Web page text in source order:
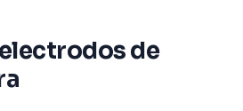
de